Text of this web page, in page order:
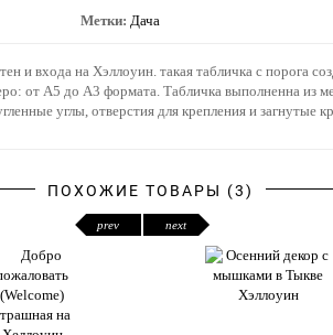
Метки: Дача
и входа на Хэллоуин. такая табличка с порога
от А5 до А3 формата. Табличка выполненна из
углы, отверстия для крепления и загнутые
ПОХОЖИЕ ТОВАРЫ (3)
prev next